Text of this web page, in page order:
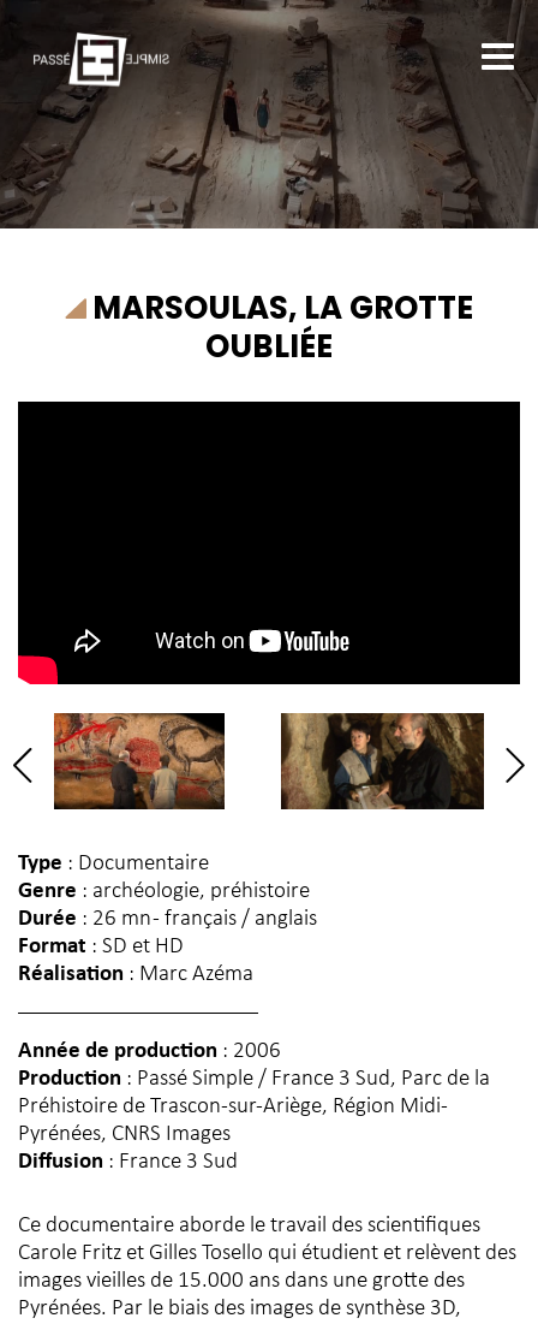
MARSOULAS, LA GROTTE
OUBLIÉE
Type : Documentaire
Genre : archéologie, préhistoire
Durée : 26 mn - français / anglais
Format : SD et HD
Réalisation : Marc Azéma
Année de production : 2006
Production : Passé Simple / France 3 Sud, Parc de la
Préhistoire de Trascon-sur-Ariège, Région Midi-
Pyrénées, CNRS Images
Diffusion : France 3 Sud
Ce documentaire aborde le travail des scientifiques
Carole Fritz et Gilles Tosello qui étudient et relèvent des
images vieilles de 15.000 ans dans une grotte des
Pyrénées. Par le biais des images de synthèse 3D,